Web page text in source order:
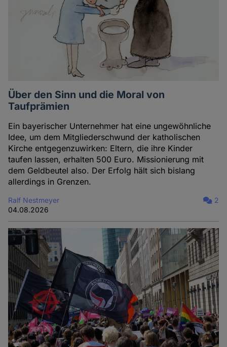
Über den Sinn und die Moral von
Taufprämien
Ein bayerischer Unternehmer hat eine ungewöhnliche
Idee, um dem Mitgliederschwund der katholischen
Kirche entgegenzuwirken: Eltern, die ihre Kinder
taufen lassen, erhalten 500 Euro. Missionierung mit
dem Geldbeutel also. Der Erfolg hält sich bislang
allerdings in Grenzen.
Ralf Nestmeyer
04.08.2026
2